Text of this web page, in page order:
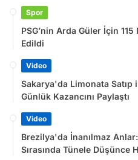
Spor
PSG’nin Arda Güler İçin
Edildi
Video
Sakarya'da Limonata Satıp
Günlük Kazancını Paylaştı
Video
Brezilya'da İnanılmaz
Sırasında Tünele Düşünce